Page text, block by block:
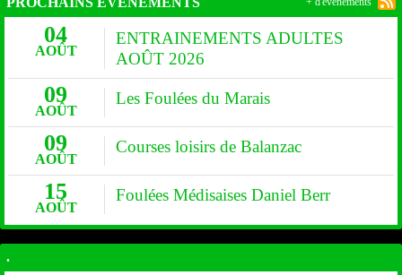
04
AOÛT
ENTRAINEMENTS ADULTES
AOÛT 2026
09
AOÛT
Les Foulées du Marais
09
AOÛT
Courses loisirs de Balanzac
15
AOÛT
Foulées Médisaises Daniel Berr
+ d'évènements
.